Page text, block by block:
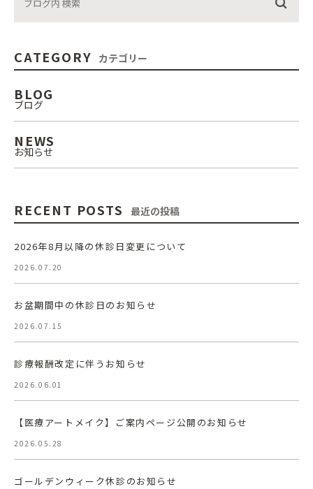
CATEGORY カテゴリー
BLOG
ブログ
NEWS
お知らせ
RECENT POSTS 最近の投稿
2026年8月以降の休診日変更について
2026.07.20
お盆期間中の休診日のお知らせ
2026.07.15
診療報酬改定に伴うお知らせ
2026.06.01
【医療アートメイク】ご案内ページ公開のお知らせ
2026.05.28
ゴールデンウィーク休診のお知らせ